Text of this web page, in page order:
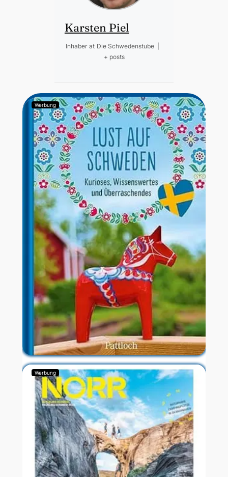
Karsten Piel
Inhaber at Die Schwedenstube
+ posts
Werbung
Werbung